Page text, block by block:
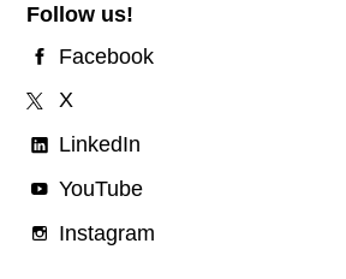
Follow us!
Facebook
X
LinkedIn
YouTube
Instagram